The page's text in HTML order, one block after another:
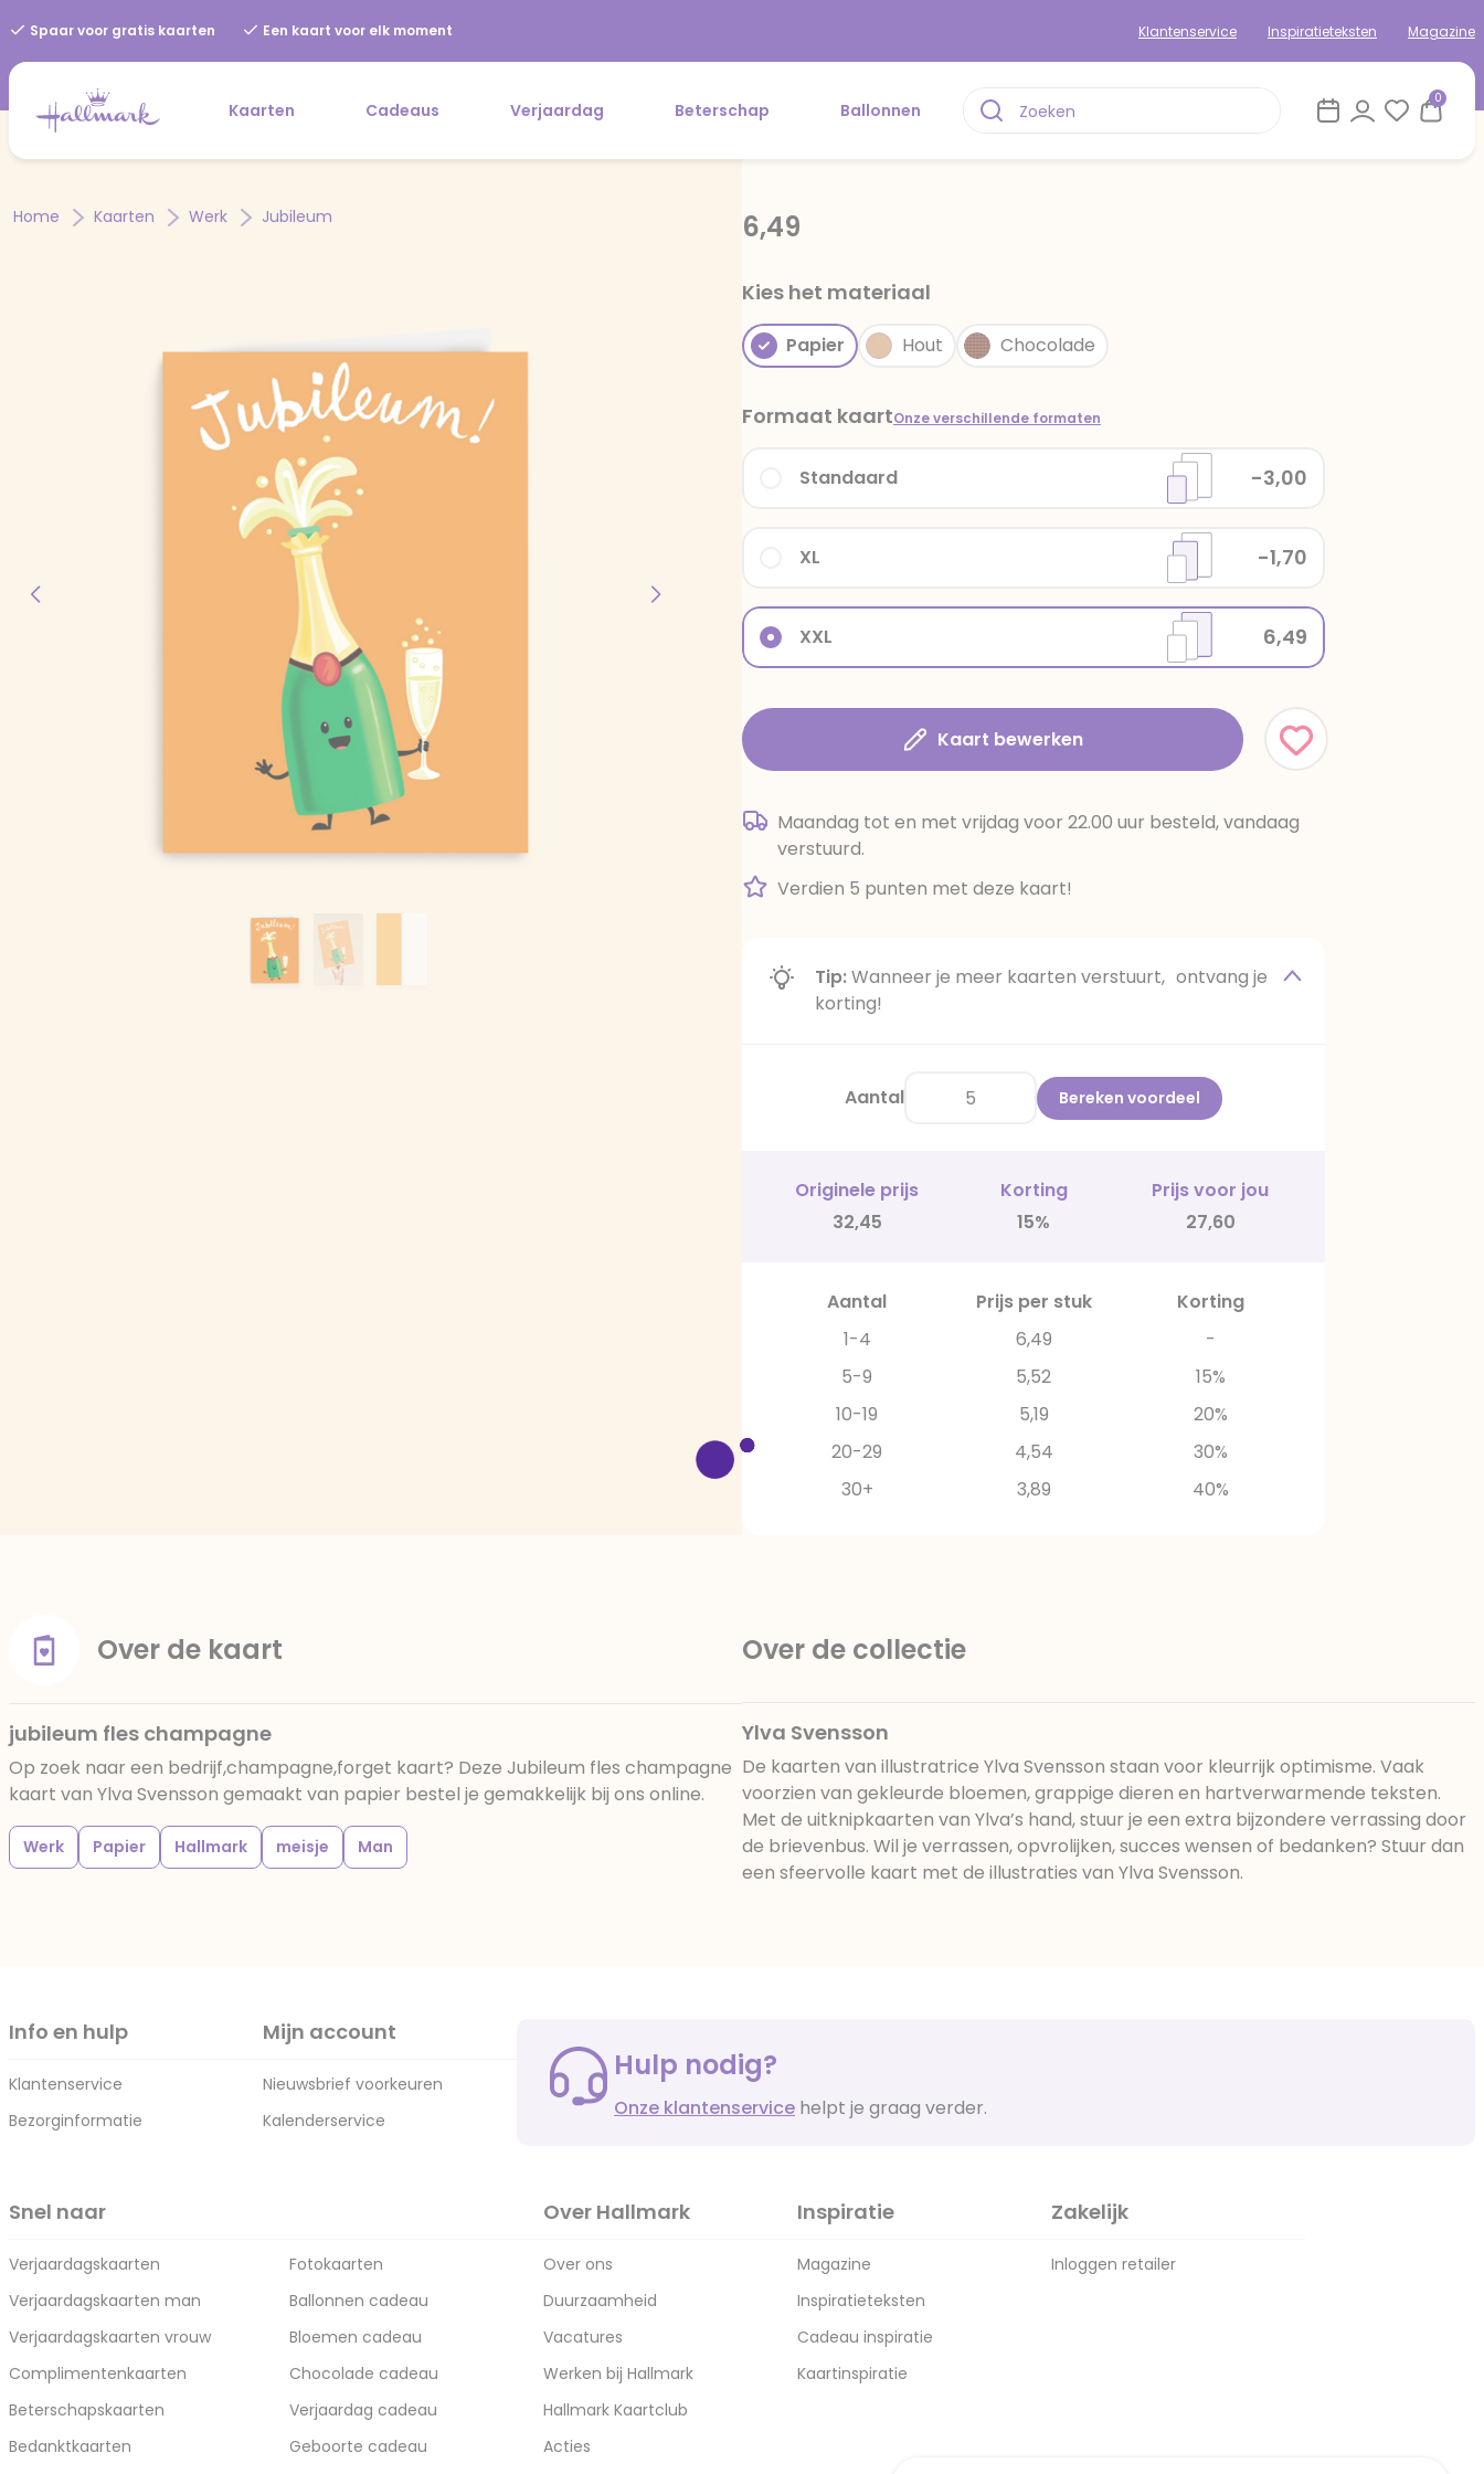
Spaar voor gratis kaarten Een kaart voor elk moment Klantenservice Inspiratieteksten Magazine
Kaarten Cadeaus Verjaardag Beterschap Ballonnen
0
Home Kaarten Werk Jubileum 6,49
Kies het materiaal
Papier Hout Chocolade
Formaat kaartOnze verschillende formaten
XXL 6,49
XL -1,70
Standaard -3,00
Kaart bewerken
Maandag tot en met vrijdag voor 22.00 uur besteld, vandaag
verstuurd.
Verdien 5 punten met deze kaart!
Tip:Wanneer je meer kaarten verstuurt, ontvang je
korting!
Aantal Bereken voordeel
Originele prijs Korting
Prijs voor jou
32,45
15% 27,60
Aantal Prijs per stuk
Korting
1-4
6,49
-
5-9
5,52
15%
10-19
5,19
20%
20-29
4,54
30%
30+
3,89 40%
Over de kaart
jubileum fles champagne
Op zoek naar een bedrijf,champagne,forget kaart? Deze Jubileum fles champagne
kaart van Ylva Svensson gemaakt van papier bestel je gemakkelijk bij ons online.
Werk Papier Hallmark meisje Man
Over de collectie
Ylva Svensson
De kaarten van illustratrice Ylva Svensson staan voor kleurrijk optimisme. Vaak
voorzien van gekleurde bloemen, grappige dieren en hartverwarmende teksten.
Met de uitknipkaarten van Ylva’s hand, stuur je een extra bijzondere verrassing door
de brievenbus. Wil je verrassen, opvrolijken, succes wensen of bedanken? Stuur dan
een sfeervolle kaart met de illustraties van Ylva Svensson.
Info en hulp
Klantenservice
Bezorginformatie
Mijn account
Nieuwsbrief voorkeuren
Kalenderservice
Hulp nodig?
Onze klantenservice helpt je graag verder.
Snel naar
Verjaardagskaarten
Verjaardagskaarten man
Verjaardagskaarten vrouw
Complimentenkaarten
Beterschapskaarten
Bedanktkaarten
Fotokaarten
Ballonnen cadeau
Bloemen cadeau
Chocolade cadeau
Verjaardag cadeau
Geboorte cadeau
Over Hallmark
Over ons
Duurzaamheid
Vacatures
Werken bij Hallmark
Hallmark Kaartclub
Acties
Inspiratie
Magazine
Inspiratieteksten
Cadeau inspiratie
Kaartinspiratie
Zakelijk
Inloggen retailer